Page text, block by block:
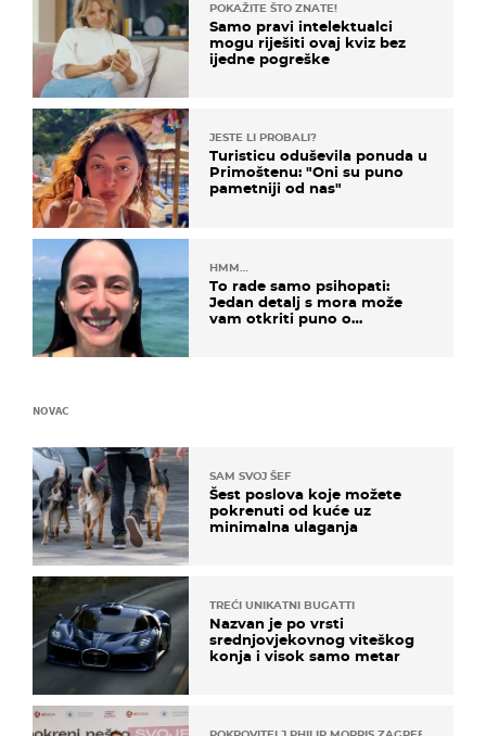
POKAŽITE ŠTO ZNATE!
Samo pravi intelektualci
mogu riješiti ovaj kviz bez
ijedne pogreške
JESTE LI PROBALI?
Turisticu oduševila ponuda u
Primoštenu: "Oni su puno
pametniji od nas"
HMM…
To rade samo psihopati:
Jedan detalj s mora može
vam otkriti puno o
NOVAC
SAM SVOJ ŠEF
Šest poslova koje možete
pokrenuti od kuće uz
minimalna ulaganja
TREĆI UNIKATNI BUGATTI
Nazvan je po vrsti
srednjovjekovnog viteškog
konja i visok samo metar